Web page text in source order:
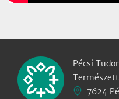
Pécsi
7624